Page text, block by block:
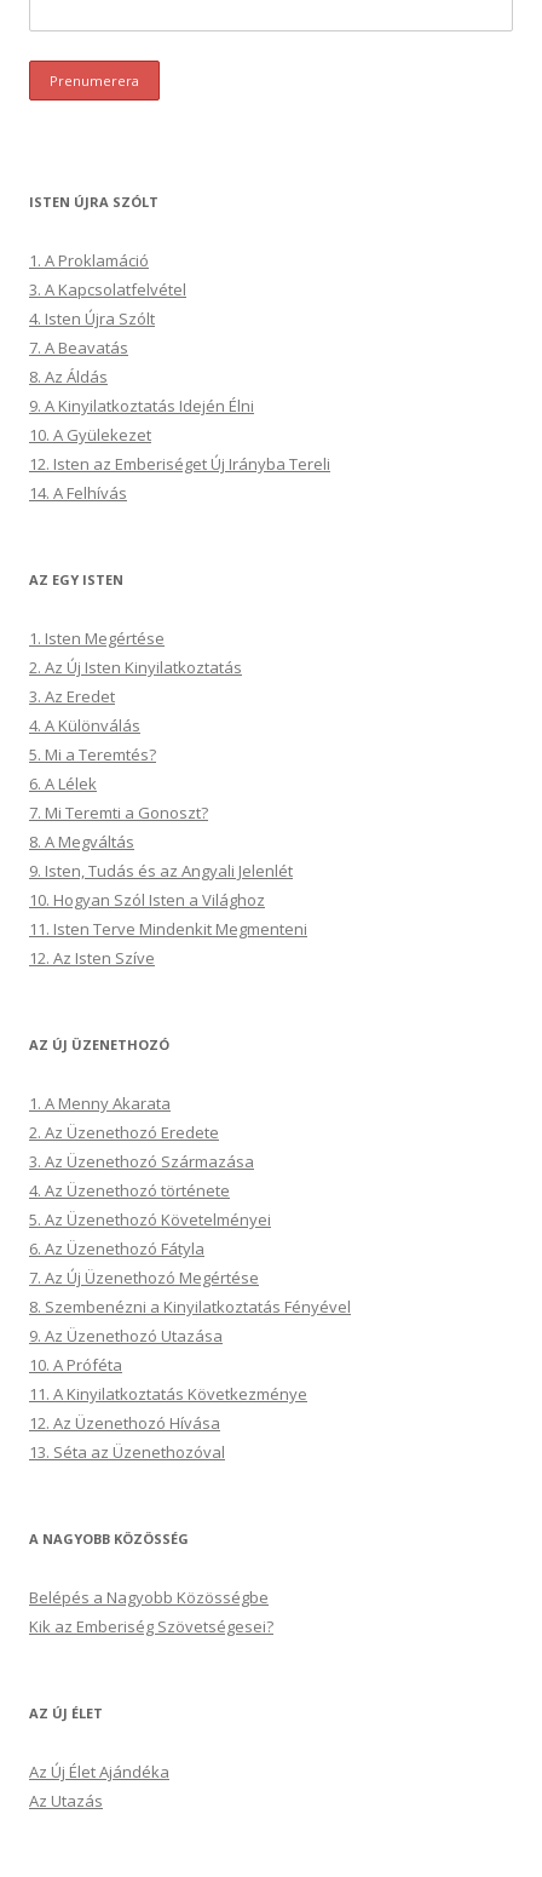
ISTEN ÚJRA SZÓLT
1. A Proklamáció
3. A Kapcsolatfelvétel
4. Isten Újra Szólt
7. A Beavatás
8. Az Áldás
9. A Kinyilatkoztatás Idején Élni
10. A Gyülekezet
12. Isten az Emberiséget Új Irányba Tereli
14. A Felhívás
AZ EGY ISTEN
1. Isten Megértése
2. Az Új Isten Kinyilatkoztatás
3. Az Eredet
4. A Különválás
5. Mi a Teremtés?
6. A Lélek
7. Mi Teremti a Gonoszt?
8. A Megváltás
9. Isten, Tudás és az Angyali Jelenlét
10. Hogyan Szól Isten a Világhoz
11. Isten Terve Mindenkit Megmenteni
12. Az Isten Szíve
AZ ÚJ ÜZENETHOZÓ
1. A Menny Akarata
2. Az Üzenethozó Eredete
3. Az Üzenethozó Származása
4. Az Üzenethozó története
5. Az Üzenethozó Követelményei
6. Az Üzenethozó Fátyla
7. Az Új Üzenethozó Megértése
8. Szembenézni a Kinyilatkoztatás Fényével
9. Az Üzenethozó Utazása
10. A Próféta
11. A Kinyilatkoztatás Következménye
12. Az Üzenethozó Hívása
13. Séta az Üzenethozóval
A NAGYOBB KÖZÖSSÉG
Belépés a Nagyobb Közösségbe
Kik az Emberiség Szövetségesei?
AZ ÚJ ÉLET
Az Új Élet Ajándéka
Az Utazás